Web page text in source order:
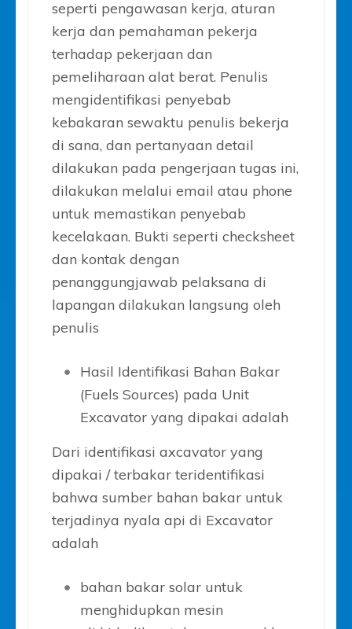
seperti pengawasan kerja, aturan
kerja dan pemahaman pekerja
terhadap pekerjaan dan
pemeliharaan alat berat. Penulis
mengidentifikasi penyebab
kebakaran sewaktu penulis bekerja
di sana, dan pertanyaan detail
dilakukan pada pengerjaan tugas ini,
dilakukan melalui email atau phone
untuk memastikan penyebab
kecelakaan. Bukti seperti checksheet
dan kontak dengan
penanggungjawab pelaksana di
lapangan dilakukan langsung oleh
penulis
Hasil Identifikasi Bahan Bakar
(Fuels Sources) pada Unit
Excavator yang dipakai adalah
Dari identifikasi axcavator yang
dipakai / terbakar teridentifikasi
bahwa sumber bahan bakar untuk
terjadinya nyala api di Excavator
adalah
bahan bakar solar untuk
menghidupkan mesin